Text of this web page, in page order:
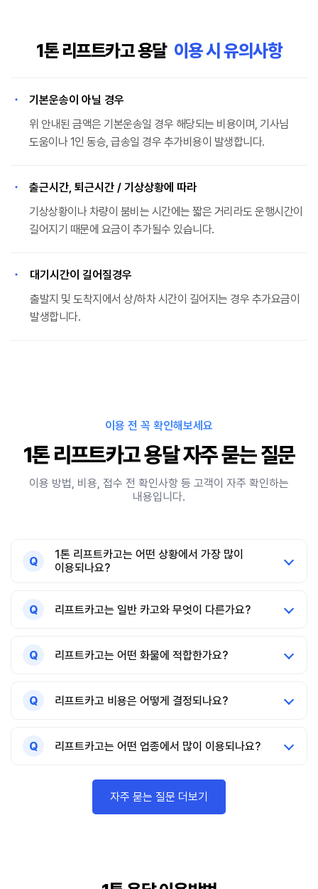
1톤 리프트카고 용달 이용 시 유의사항
기본운송이 아닐 경우
위 안내된 금액은 기본운송일 경우 해당되는 비용이며, 기사님
도움이나 1인 동승, 급송일 경우 추가비용이 발생합니다.
출근시간, 퇴근시간 / 기상상황에 따라
기상상황이나 차량이 붐비는 시간에는 짧은 거리라도 운행시간이
길어지기 때문에 요금이 추가될수 있습니다.
대기시간이 길어질경우
출발지 및 도착지에서 상/하차 시간이 길어지는 경우 추가요금이
발생합니다.
이용 전 꼭 확인해보세요
1톤 리프트카고 용달 자주 묻는 질문
이용 방법, 비용, 접수 전 확인사항 등 고객이 자주 확인하는
내용입니다.
Q
1톤 리프트카고는 어떤 상황에서 가장 많이
이용되나요?
Q 리프트카고는 일반 카고와 무엇이 다른가요?
Q 리프트카고는 어떤 화물에 적합한가요?
Q 리프트카고 비용은 어떻게 결정되나요?
Q 리프트카고는 어떤 업종에서 많이 이용되나요?
자주 묻는 질문 더보기